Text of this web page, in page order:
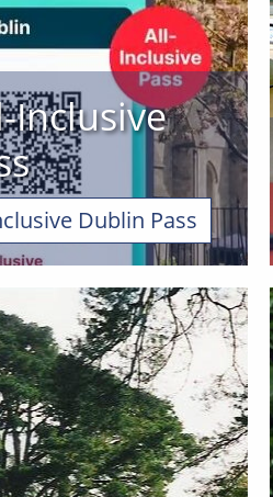
Inclusive
Dublin Pass